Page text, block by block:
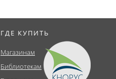
ГДЕ КУПИТЬ
Магазинам
Библиотекам